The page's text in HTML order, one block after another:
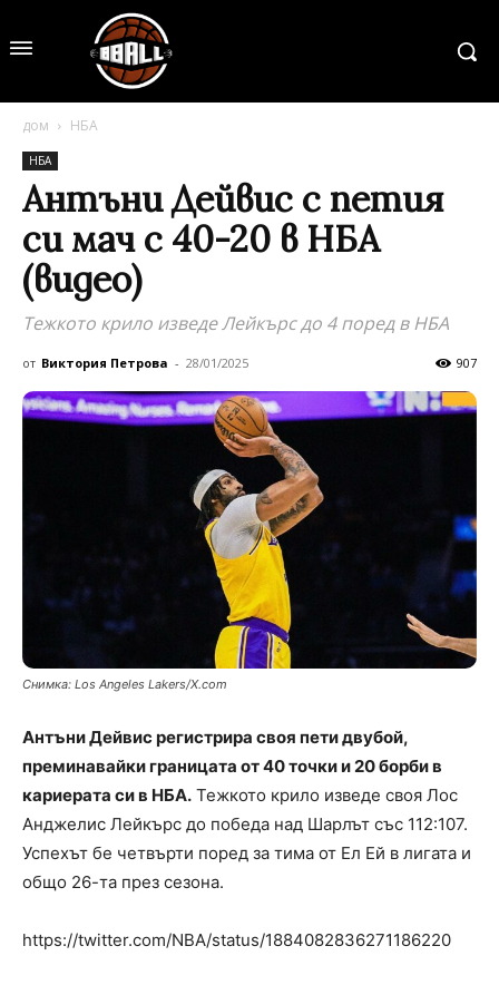
дом НБА
НБА
Антъни Дейвис с петия
си мач с 40-20 в НБА
(видео)
Тежкото крило изведе Лейкърс до 4 поред в НБА
от Виктория Петрова - 28/01/2025 907
Снимка: Los Angeles Lakers/X.com
Антъни Дейвис регистрира своя пети двубой,
преминавайки границата от 40 точки и 20 борби в
кариерата си в НБА. Тежкото крило изведе своя Лос
Анджелис Лейкърс до победа над Шарлът със 112:107.
Успехът бе четвърти поред за тима от Ел Ей в лигата и
общо 26-та през сезона.
https://twitter.com/NBA/status/1884082836271186220